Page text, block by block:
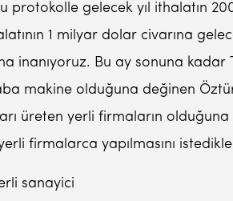
protokolle gelecek yıl ithalatın
1 milyar dolar civarına
inanıyoruz. Bu ay sonuna
makine olduğuna değinen
üreten yerli firmaların
firmalarca yapılmasını
sanayici